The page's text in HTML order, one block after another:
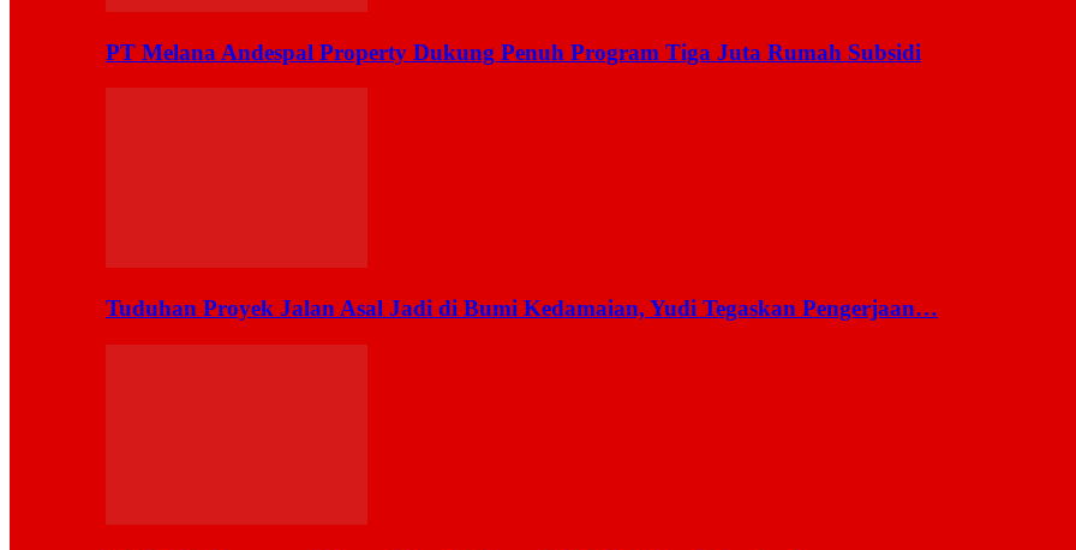
PT Melana Andespal Property Dukung Penuh Program Tiga Juta Rumah Subsidi
Tuduhan Proyek Jalan Asal Jadi di Bumi Kedamaian, Yudi Tegaskan Pengerjaan…